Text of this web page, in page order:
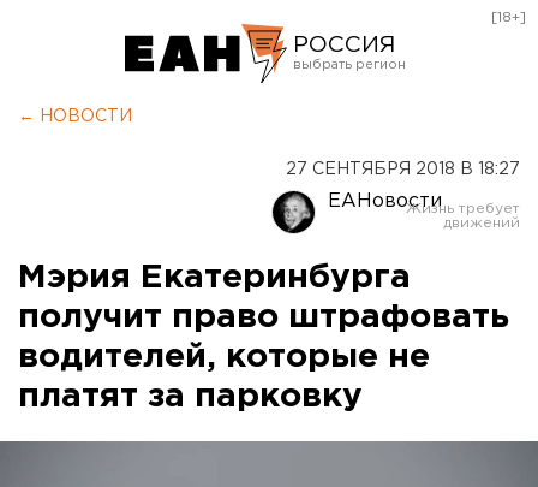
РОССИЯ
Оренбург
[18+]
← НОВОСТИ
27 СЕНТЯБРЯ 2018 В 18:27
ЕАНовости
Мэрия Екатеринбурга
получит право штрафовать
водителей, которые не
платят за парковку